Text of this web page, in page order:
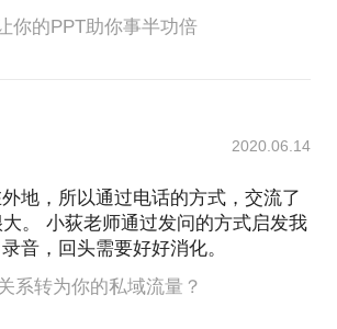
你的PPT助你事半功倍
2020.06.14
地，所以通过电话的方式，交流了
。 小荻老师通过发问的方式启发我
音，回头需要好好消化。
系转为你的私域流量？